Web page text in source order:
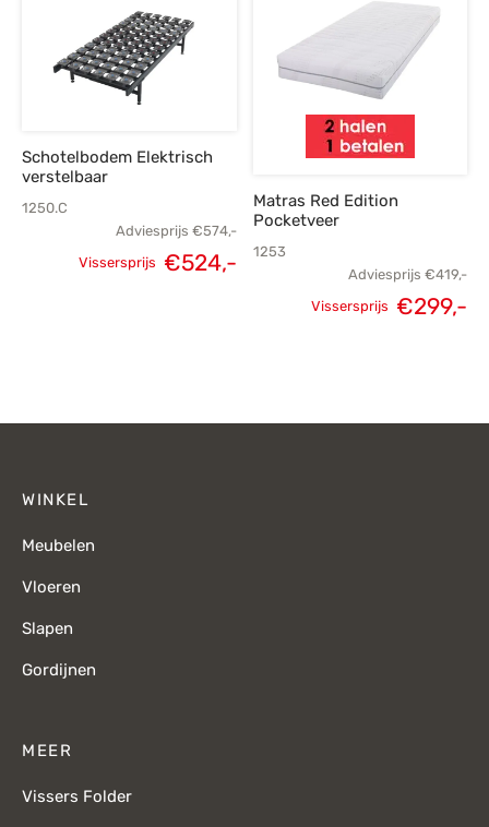
Schotelbodem Elektrisch
verstelbaar
1250.C
Adviesprijs €574,-
Oorspronkelijke
Vissersprijs €524,-Huidige
prijs is:
Matras Red Edition
Pocketveer
1253
Adviesprijs €419,-
Oorspronkelijke
Vissersprijs €299,-
WINKEL
Meubelen
Vloeren
Slapen
Gordijnen
MEER
Vissers Folder